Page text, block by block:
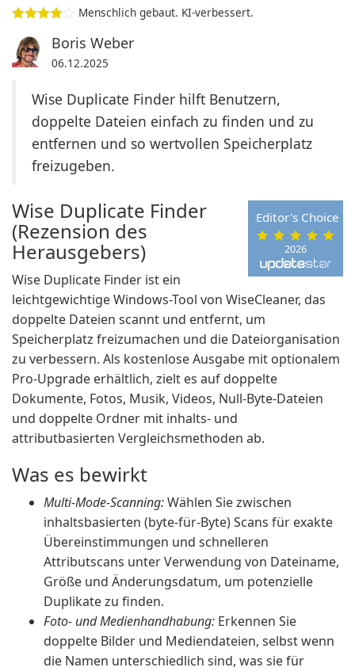
Menschlich gebaut. KI-verbessert.
Boris Weber
06.12.2025
Wise Duplicate Finder hilft Benutzern,
doppelte Dateien einfach zu finden und zu
entfernen und so wertvollen Speicherplatz
freizugeben.
2026
Editor's Choice
Wise Duplicate Finder
(Rezension des
Herausgebers)
Wise Duplicate Finder ist ein
leichtgewichtige Windows-Tool von WiseCleaner, das
doppelte Dateien scannt und entfernt, um
Speicherplatz freizumachen und die Dateiorganisation
zu verbessern. Als kostenlose Ausgabe mit optionalem
Pro-Upgrade erhältlich, zielt es auf doppelte
Dokumente, Fotos, Musik, Videos, Null-Byte-Dateien
und doppelte Ordner mit inhalts- und
attributbasierten Vergleichsmethoden ab.
Was es bewirkt
Multi-Mode-Scanning:Wählen Sie zwischen
inhaltsbasierten (byte-für-Byte) Scans für exakte
Übereinstimmungen und schnelleren
Attributscans unter Verwendung von Dateiname,
Größe und Änderungsdatum, um potenzielle
Duplikate zu finden.
Foto- und Medienhandhabung: Erkennen Sie
doppelte Bilder und Mediendateien, selbst wenn
die Namen unterschiedlich sind, was sie für